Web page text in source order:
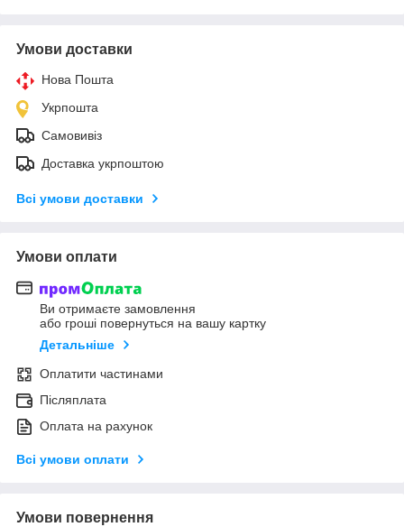
Умови доставки
Нова Пошта
Укрпошта
Самовивіз
Доставка укрпоштою
Всі умови доставки
Умови оплати
Ви отримаєте замовлення
або гроші повернуться на вашу картку
Детальніше
Оплатити частинами
Післяплата
Оплата на рахунок
Всі умови оплати
Умови повернення